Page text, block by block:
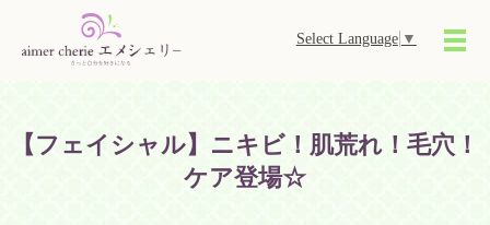
Select Language ▼
メ
【フェイシャル】ニキビ！肌荒れ！毛穴！
ケア登場☆